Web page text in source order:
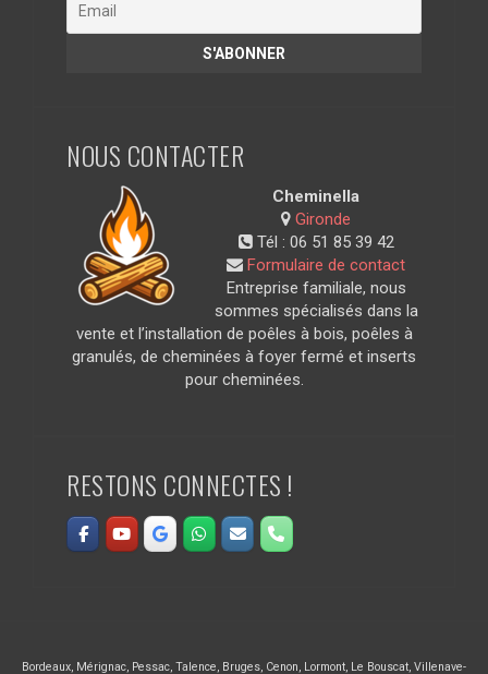
NOUS CONTACTER
Cheminella
Gironde
Tél : 06 51 85 39 42
Formulaire de contact
Entreprise familiale, nous
sommes spécialisés dans la
vente et l’installation de poêles à bois, poêles à
granulés, de cheminées à foyer fermé et inserts
pour cheminées.
RESTONS CONNECTES !
Bordeaux, Mérignac, Pessac, Talence, Bruges, Cenon, Lormont, Le Bouscat, Villenave-